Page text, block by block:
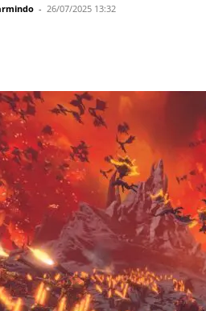
- 26/07/2025 13:32